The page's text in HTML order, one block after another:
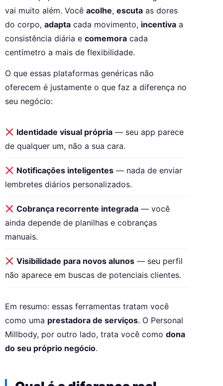
vai muito além. Você acolhe, escuta as dores
do corpo, adapta cada movimento, incentiva a
consistência diária e comemora cada
centímetro a mais de flexibilidade.
O que essas plataformas genéricas não
oferecem é justamente o que faz a diferença no
seu negócio:
Identidade visual própria — seu app parece
de qualquer um, não a sua cara.
Notificações inteligentes — nada de enviar
lembretes diários personalizados.
Cobrança recorrente integrada — você
ainda depende de planilhas e cobranças
manuais.
Visibilidade para novos alunos — seu perfil
não aparece em buscas de potenciais clientes.
Em resumo: essas ferramentas tratam você
como uma prestadora de serviços. O Personal
Millbody, por outro lado, trata você como dona
do seu próprio negócio.